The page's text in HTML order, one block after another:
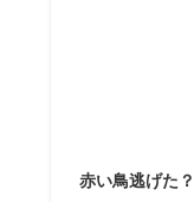
赤い鳥逃げた